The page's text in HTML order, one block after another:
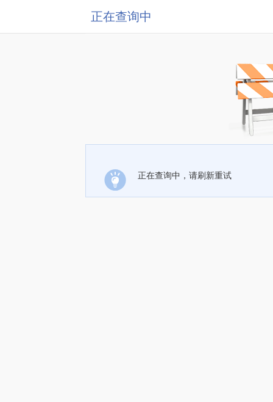
正在查询中
正在查询中，请刷新重试